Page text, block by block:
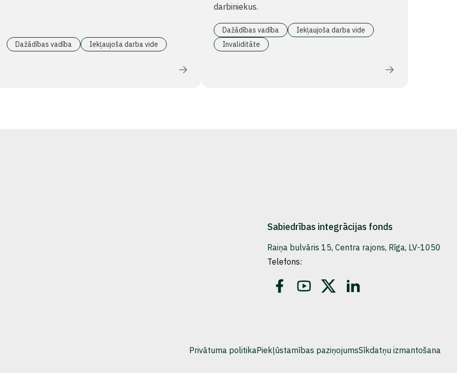
Dažādības vadība Iekļaujoša darba vide
darbiniekus.
Dažādības vadība
Iekļaujoša darba vide
Invaliditāte
Sabiedrības integrācijas fonds
Raiņa bulvāris 15, Centra rajons, Rīga, LV-1050
Telefons:
Privātuma politikaPiekļūstamības paziņojumsSīkdatņu izmantošana